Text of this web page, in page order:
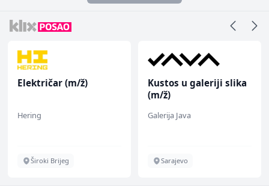
Električar (m/ž)
Hering
Široki Brijeg
Kustos u galeriji slika
(m/ž)
Galerija Java
Sarajevo